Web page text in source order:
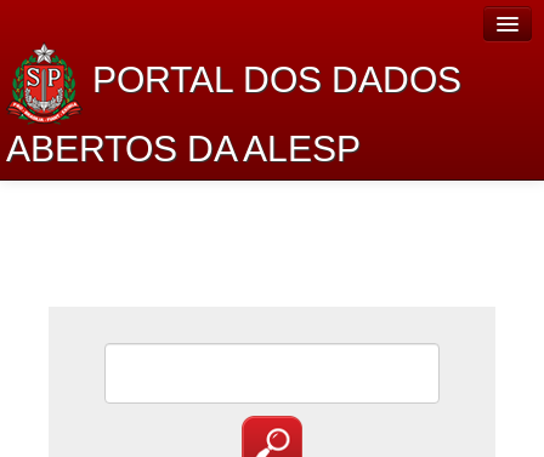
PORTAL DOS DADOS
ABERTOS DA ALESP
Lei de Acesso à Informação